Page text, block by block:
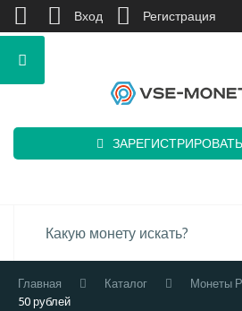
Главная Каталог
Монеты
50 рублей
Вход Регистрация